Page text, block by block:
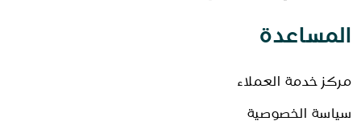
المساعدة
مركز خدمة العملاء
سياسة الخصوصية